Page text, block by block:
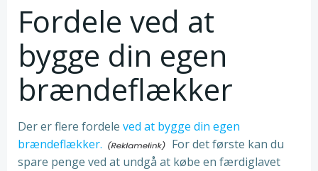
Fordele ved at
bygge din egen
brændeflækker
Der er flere fordele ved at bygge din egen
brændeflækker.
For det første kan du
spare penge ved at undgå at købe en færdiglavet